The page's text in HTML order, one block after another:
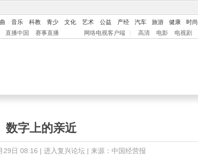
音乐 科教 青少 文化 艺术 公益 产经 汽车 旅游 健康 时尚
直播中国 赛事直播 网络电视客户端 高清 电影 电视剧
数字上的亲近
29日 08:16 | 进入复兴论坛| 来源：中国经营报